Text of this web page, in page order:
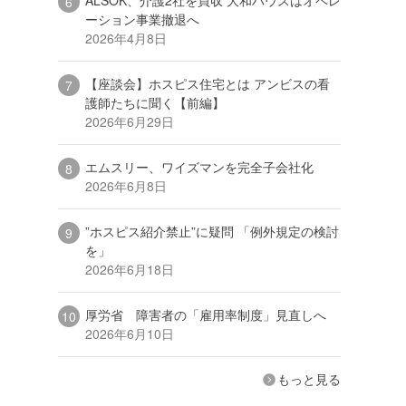
ーション事業撤退へ
2026年4月8日
【座談会】ホスピス住宅とは アンビスの看
護師たちに聞く【前編】
2026年6月29日
エムスリー、ワイズマンを完全子会社化
2026年6月8日
”ホスピス紹介禁止”に疑問 「例外規定の検討
を」
2026年6月18日
厚労省 障害者の「雇用率制度」見直しへ
2026年6月10日
もっと見る